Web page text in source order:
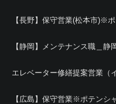
【長野】保守営業(松本市)※
【静岡】メンテナンス職＿
エレベーター修繕提案営業（
【広島】保守営業※ポテンシ